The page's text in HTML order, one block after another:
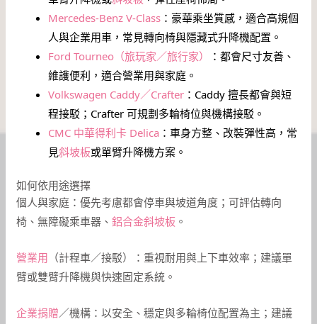
Mercedes-Benz V-Class ：豪華乘坐質感，適合高規個
人與企業用車，常見轉向椅與隱藏式升降機配置。
Ford Tourneo（旅玩家／旅行家）
：都會尺寸友善、
維護便利，適合營業用與家庭。
Volkswagen Caddy／Crafter ：Caddy 擅長都會與短
程接駁；Crafter 可規劃多輪椅位與機構接駁。
CMC 中華得利卡 Delica ：車身方整、改裝彈性高，常
見斜坡板或單臂升降機方案。
如何依用途選擇
個人與家庭：優先考慮都會停車與坡道角度；可評估轉向
椅、無障礙乘車器、鋁合金斜坡板 。
營業用 （計程車／接駁）：重視耐用與上下車效率；建議單
臂或雙臂升降機與快速固定系統。
企業捐贈／機構：以安全、穩定與多輪椅位配置為主；建議